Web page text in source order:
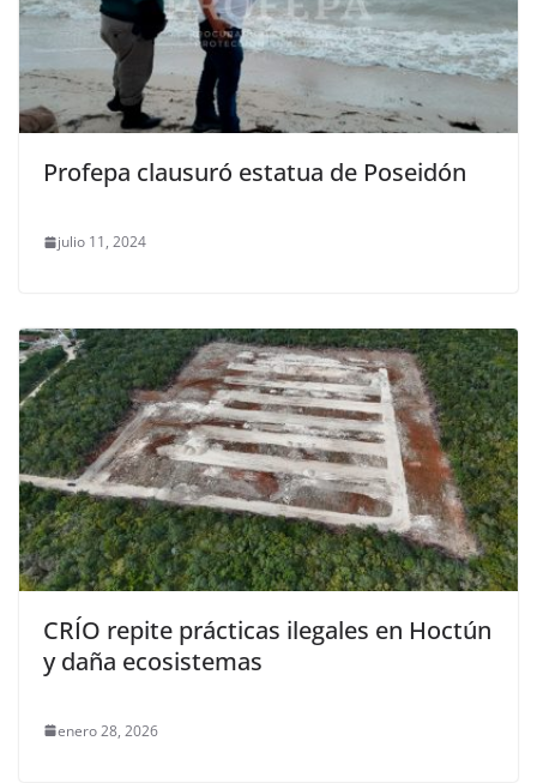
Profepa clausuró estatua de Poseidón
julio 11, 2024
CRÍO repite prácticas ilegales en Hoctún
y daña ecosistemas
enero 28, 2026